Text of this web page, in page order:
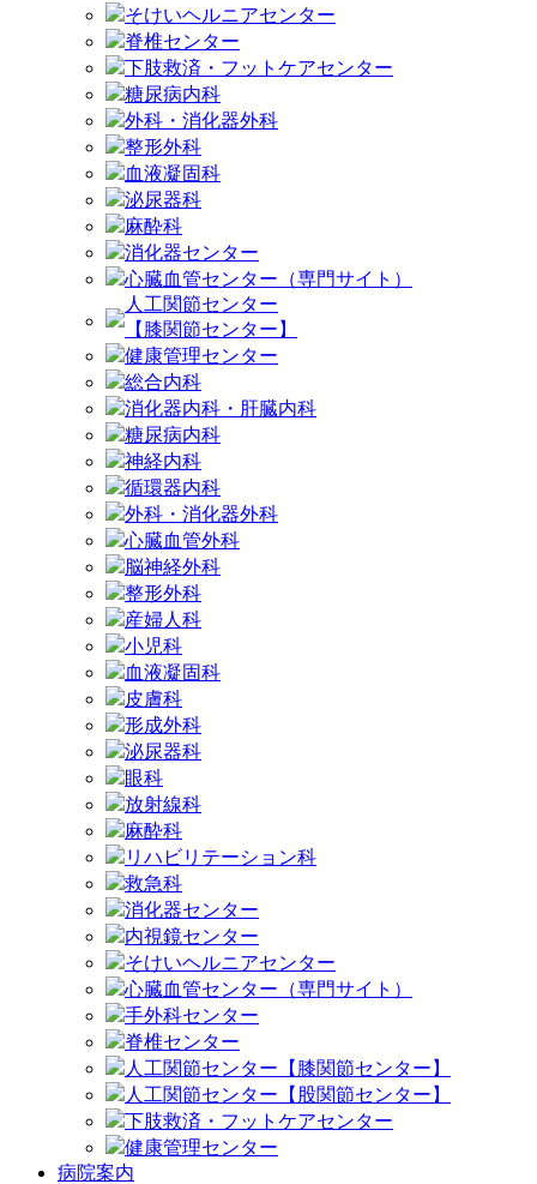
そけいヘルニアセンター
脊椎センター
下肢救済・フットケアセンター
糖尿病内科
外科・消化器外科
整形外科
血液凝固科
泌尿器科
麻酔科
消化器センター
心臓血管センター（専門サイト）
人工関節センター
【膝関節センター】
健康管理センター
総合内科
消化器内科・肝臓内科
糖尿病内科
神経内科
循環器内科
外科・消化器外科
心臓血管外科
脳神経外科
整形外科
産婦人科
小児科
血液凝固科
皮膚科
形成外科
泌尿器科
眼科
放射線科
麻酔科
リハビリテーション科
救急科
消化器センター
内視鏡センター
そけいヘルニアセンター
心臓血管センター（専門サイト）
手外科センター
脊椎センター
人工関節センター【膝関節センター】
人工関節センター【股関節センター】
下肢救済・フットケアセンター
健康管理センター
病院案内